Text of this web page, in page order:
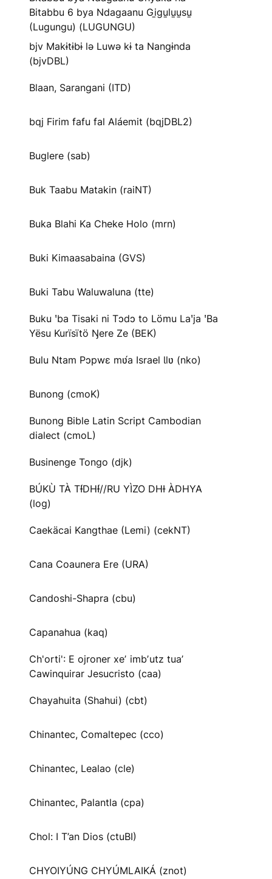
Bitabbu 6 bya Ndagaanu Gi̱gu̱lu̱u̱su̱
(Lugungu) (LUGUNGU)
bjv Makɨtɨbɨ lə Luwə kɨ ta Nangɨnda
(bjvDBL)
Blaan, Sarangani (ITD)
bqj Firim fafu fal Aláemit (bqjDBL2)
Buglere (sab)
Buk Taabu Matakin (raiNT)
Buka Blahi Ka Cheke Holo (mrn)
Buki Kimaasabaina (GVS)
Buki Tabu Waluwaluna (tte)
Buku ꞌba Tisaki ni Tɔdɔ to Lömu Laꞌja ꞌBa
Yësu Kurïsïtö Ŋere Ze (BEK)
Bulu Ntam Pɔpwɛ mʋ́a Israel Ɩlʋ (nko)
Bunong (cmoK)
Bunong Bible Latin Script Cambodian
dialect (cmoL)
Businenge Tongo (djk)
BÚKÙ TÀ TƗ́DHƗ́//RU YÌZO DHƗ ÀDHYA
(log)
Caekäcai Kangthae (Lemi) (cekNT)
Cana Coaunera Ere (URA)
Candoshi-Shapra (cbu)
Capanahua (kaq)
Ch'orti': E ojroner xeʼ imbʼutz tuaʼ
Cawinquirar Jesucristo (caa)
Chayahuita (Shahui) (cbt)
Chinantec, Comaltepec (cco)
Chinantec, Lealao (cle)
Chinantec, Palantla (cpa)
Chol: I T’an Dios (ctuBI)
CHYOIYÚNG CHYÚMLAIKÁ (znot)